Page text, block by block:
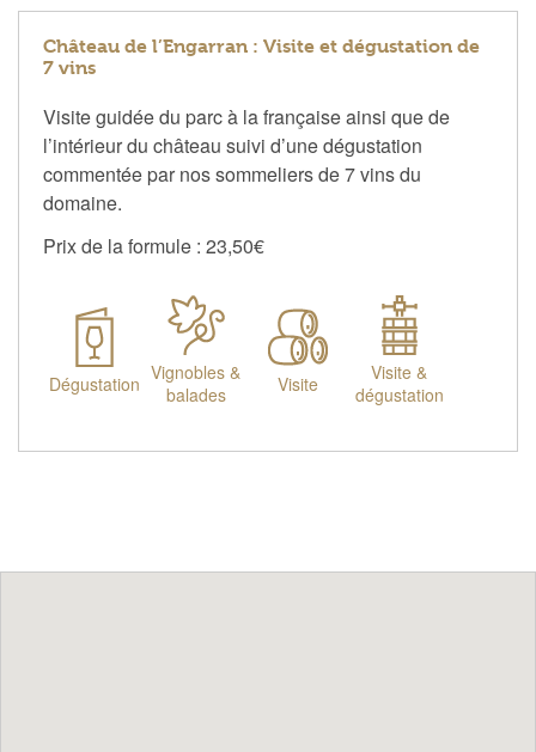
Château de l’Engarran : Visite et dégustation de
7 vins
Visite guidée du parc à la française ainsi que de
l’intérieur du château suivi d’une dégustation
commentée par nos sommeliers de 7 vins du
domaine.
Prix de la formule : 23,50€
Dégustation Vignobles &
balades
Visite
Visite &
dégustation